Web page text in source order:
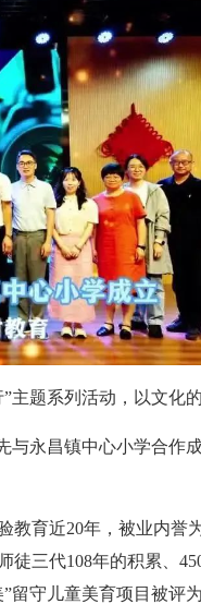
题系列活动，以文化
永昌镇中心小学合作
育近20年，被业内誉
三代108年的积累、
守儿童美育项目被评